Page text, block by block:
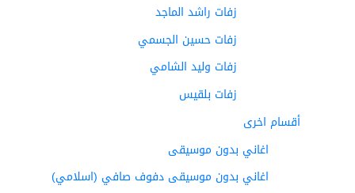
زفات راشد الماجد
زفات حسين الجسمي
زفات وليد الشامي
زفات بلقيس
أقسام اخرى
اغاني بدون موسيقى
اغاني بدون موسيقى دفوف صافي (اسلامي)